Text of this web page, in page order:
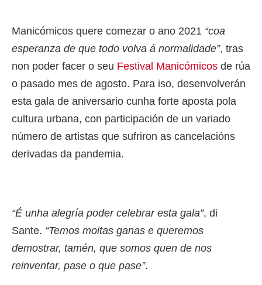
Manicómicos quere comezar o ano 2021 “coa
esperanza de que todo volva á normalidade”, tras
non poder facer o seu Festival Manicómicos de rúa
o pasado mes de agosto. Para iso, desenvolverán
esta gala de aniversario cunha forte aposta pola
cultura urbana, con participación de un variado
número de artistas que sufriron as cancelacións
derivadas da pandemia.
“É unha alegría poder celebrar esta gala”, di
Sante. “Temos moitas ganas e queremos
demostrar, tamén, que somos quen de nos
reinventar, pase o que pase”.